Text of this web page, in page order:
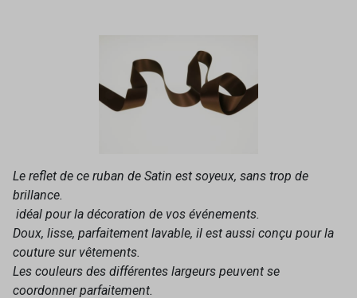
Le reflet de ce ruban de Satin est soyeux, sans trop de
brillance.
idéal pour la décoration de vos événements.
Doux, lisse, parfaitement lavable, il est aussi conçu pour la
couture sur vêtements.
Les couleurs des différentes largeurs peuvent se
coordonner parfaitement.